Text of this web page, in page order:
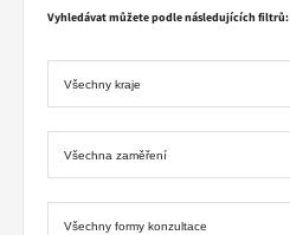
Vyhledávat můžete podle následujících filtrů: